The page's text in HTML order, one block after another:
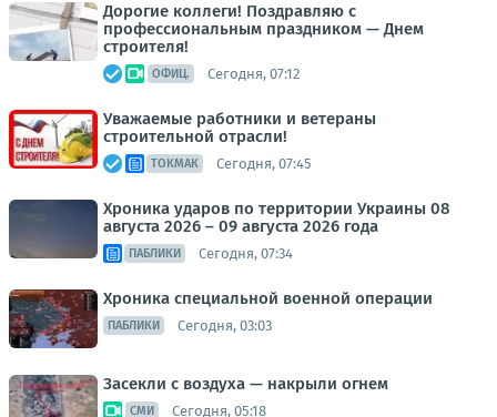
Дорогие коллеги! Поздравляю с
профессиональным праздником — Днем
строителя!
ОФИЦ. Сегодня, 07:12
Уважаемые работники и ветераны
строительной отрасли!
ТОКМАК Сегодня, 07:45
Хроника ударов по территории Украины 08
августа 2026 – 09 августа 2026 года
ПАБЛИКИ Сегодня, 07:34
Хроника специальной военной операции
ПАБЛИКИ Сегодня, 03:03
Засекли с воздуха — накрыли огнем
СМИ Сегодня, 05:18